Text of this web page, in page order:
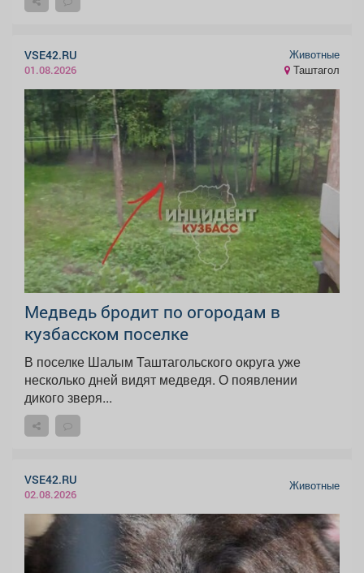
VSE42.RU
01.08.2026
Животные
Таштагол
Медведь бродит по огородам в
кузбасском поселке
В поселке Шалым Таштагольского округа уже
несколько дней видят медведя. О появлении
дикого зверя...
VSE42.RU
02.08.2026
Животные